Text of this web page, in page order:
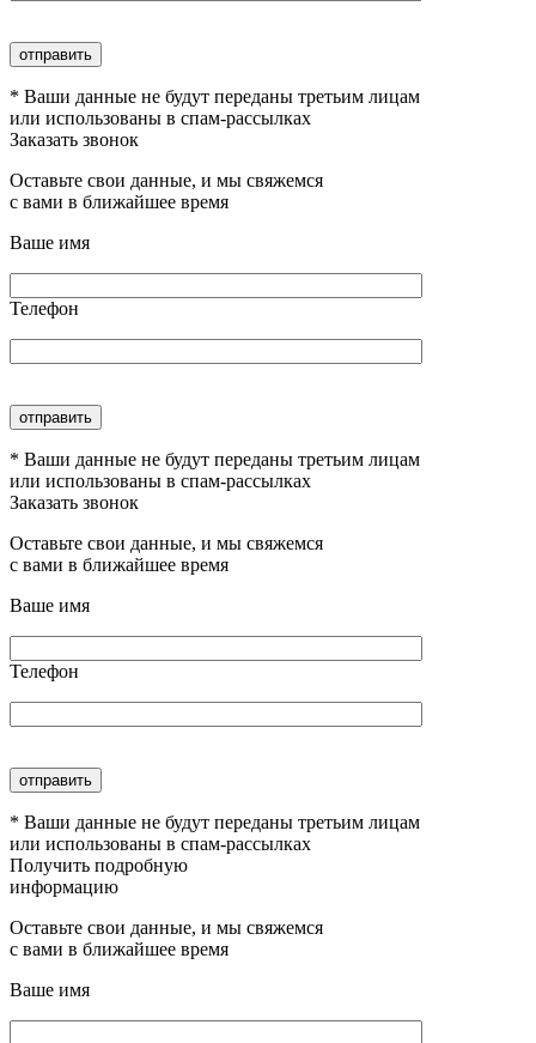
* Ваши данные не будут переданы третьим лицам
или использованы в спам-рассылках
Заказать звонок
Оставьте свои данные, и мы свяжемся
с вами в ближайшее время
Ваше имя
Телефон
* Ваши данные не будут переданы третьим лицам
или использованы в спам-рассылках
Заказать звонок
Оставьте свои данные, и мы свяжемся
с вами в ближайшее время
Ваше имя
Телефон
* Ваши данные не будут переданы третьим лицам
или использованы в спам-рассылках
Получить подробную
информацию
Оставьте свои данные, и мы свяжемся
с вами в ближайшее время
Ваше имя